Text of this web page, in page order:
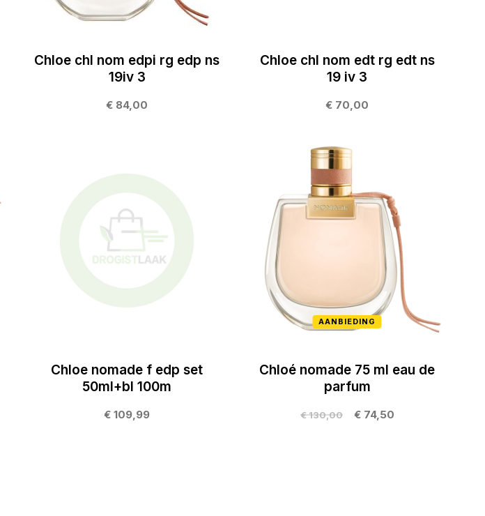
Chloe chl nom edpi rg edp ns
19iv 3
€ 84,00
Chloe chl nom edt rg edt ns
19 iv 3
€ 70,00
Chloe nomade f edp set
50ml+bl 100m
€ 109,99
AANBIEDING
Chloé nomade 75 ml eau de
parfum
€ 74,50
€ 130,00